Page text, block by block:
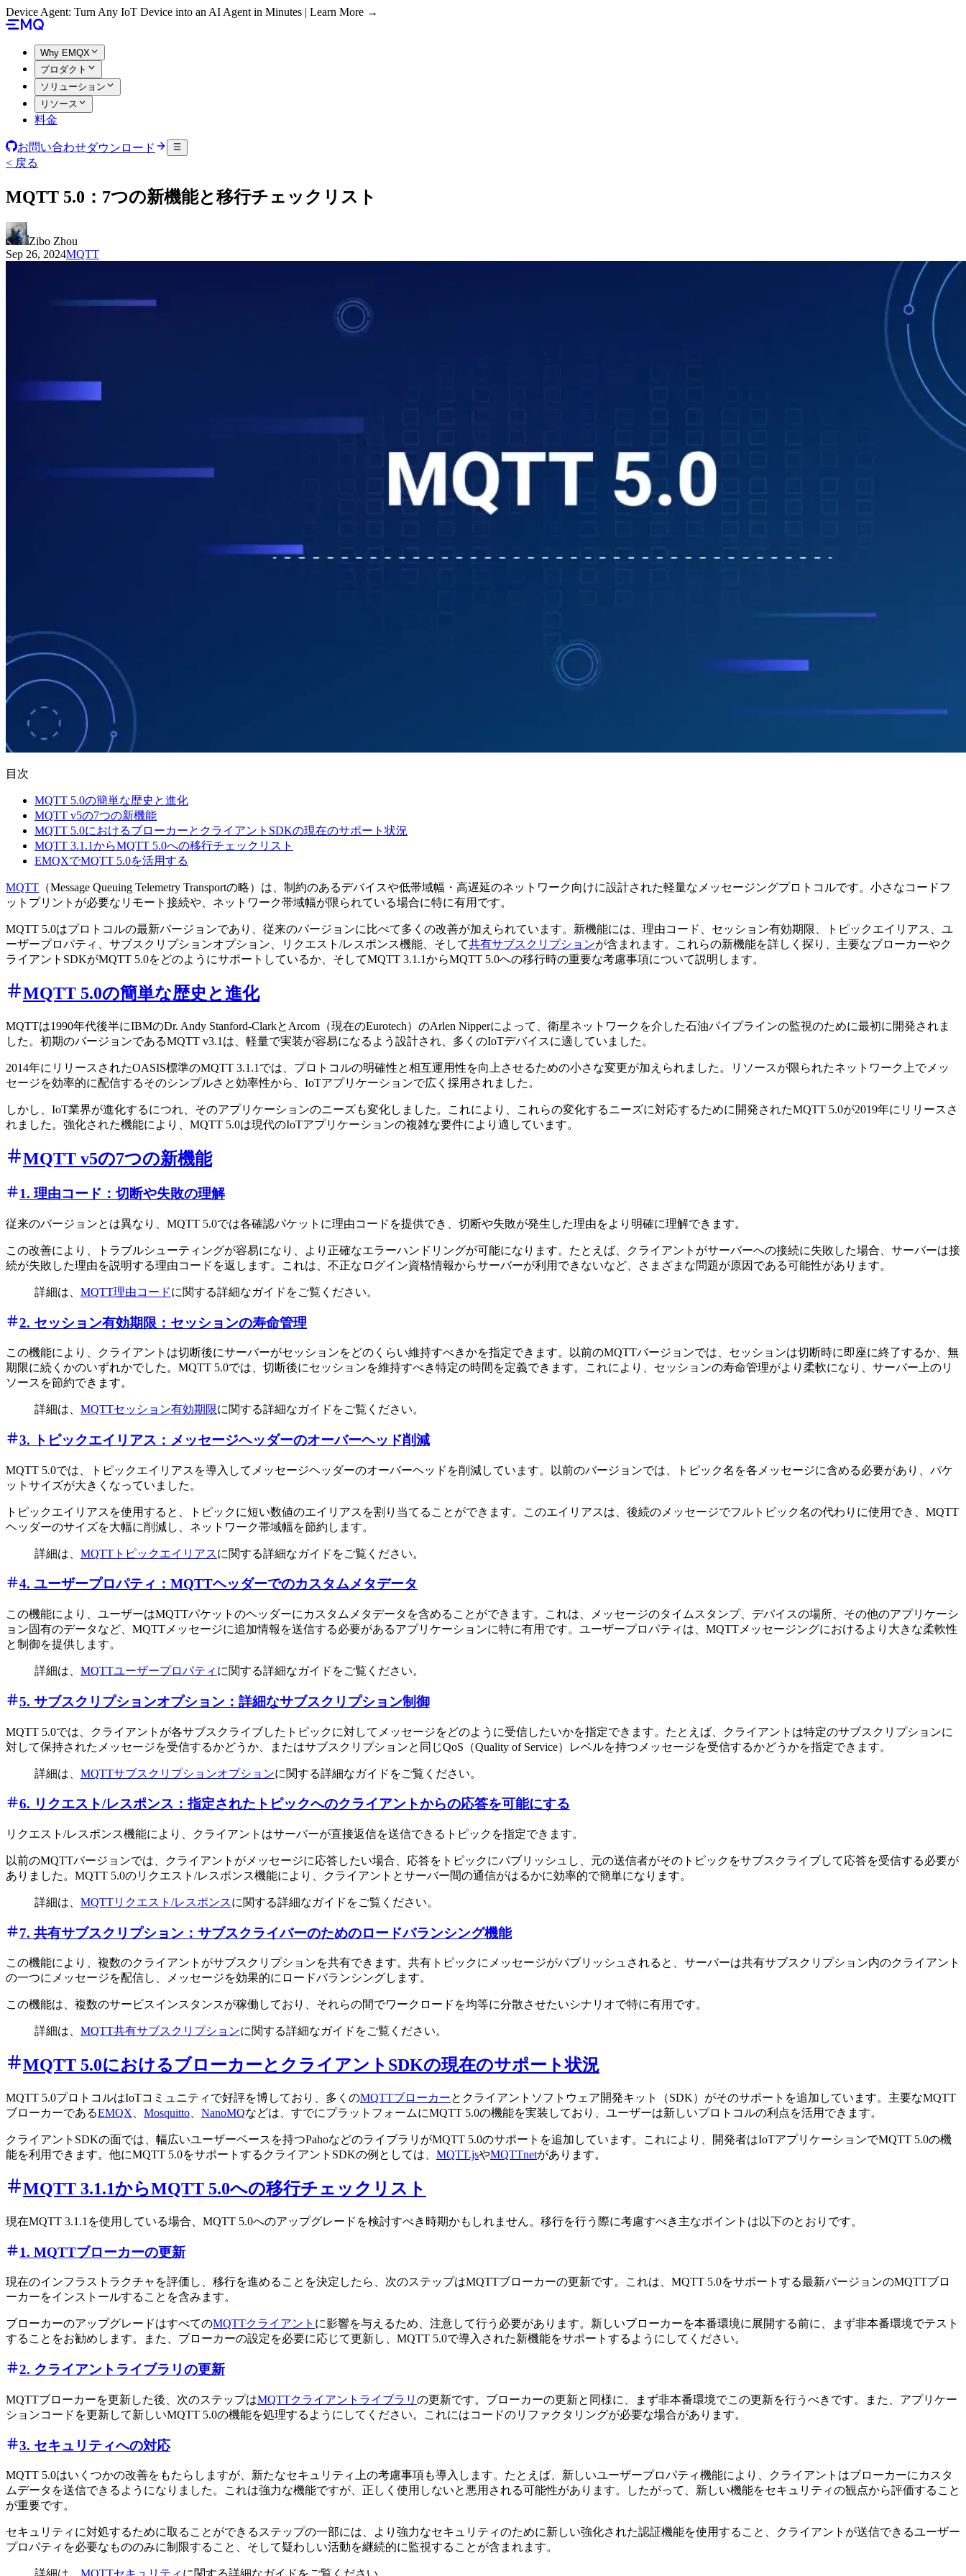
Device Agent: Turn Any IoT Device into an AI Agent in Minutes | Learn More →
Why EMQX
プロダクト
ソリューション
リソース
料金
お問い合わせダウンロード
< 戻る
MQTT 5.0：7つの新機能と移行チェックリスト
Zibo Zhou
Sep 26, 2024MQTT
目次
MQTT 5.0の簡単な歴史と進化
MQTT v5の7つの新機能
MQTT 5.0におけるブローカーとクライアントSDKの現在のサポート状況
MQTT 3.1.1からMQTT 5.0への移行チェックリスト
EMQXでMQTT 5.0を活用する
MQTT （Message Queuing Telemetry Transportの略）は、制約のあるデバイスや低帯域幅・高遅延のネットワーク向けに設計された軽量なメッセージングプロトコルです。小さなコードフ
ットプリントが必要なリモート接続や、ネットワーク帯域幅が限られている場合に特に有用です。
MQTT 5.0はプロトコルの最新バージョンであり、従来のバージョンに比べて多くの改善が加えられています。新機能には、理由コード、セッション有効期限、トピックエイリアス、ユ
ーザープロパティ、サブスクリプションオプション、リクエスト/レスポンス機能、そして共有サブスクリプションが含まれます。これらの新機能を詳しく探り、主要なブローカーやク
ライアントSDKがMQTT 5.0をどのようにサポートしているか、そしてMQTT 3.1.1からMQTT 5.0への移行時の重要な考慮事項について説明します。
MQTT 5.0の簡単な歴史と進化
MQTTは1990年代後半にIBMのDr. Andy Stanford-ClarkとArcom（現在のEurotech）のArlen Nipperによって、衛星ネットワークを介した石油パイプラインの監視のために最初に開発されま
した。初期のバージョンであるMQTT v3.1は、軽量で実装が容易になるよう設計され、多くのIoTデバイスに適していました。
2014年にリリースされたOASIS標準のMQTT 3.1.1では、プロトコルの明確性と相互運用性を向上させるための小さな変更が加えられました。リソースが限られたネットワーク上でメッ
セージを効率的に配信するそのシンプルさと効率性から、IoTアプリケーションで広く採用されました。
しかし、IoT業界が進化するにつれ、そのアプリケーションのニーズも変化しました。これにより、これらの変化するニーズに対応するために開発されたMQTT 5.0が2019年にリリースさ
れました。強化された機能により、MQTT 5.0は現代のIoTアプリケーションの複雑な要件により適しています。
MQTT v5の7つの新機能
1. 理由コード：切断や失敗の理解
従来のバージョンとは異なり、MQTT 5.0では各確認パケットに理由コードを提供でき、切断や失敗が発生した理由をより明確に理解できます。
この改善により、トラブルシューティングが容易になり、より正確なエラーハンドリングが可能になります。たとえば、クライアントがサーバーへの接続に失敗した場合、サーバーは接
続が失敗した理由を説明する理由コードを返します。これは、不正なログイン資格情報からサーバーが利用できないなど、さまざまな問題が原因である可能性があります。
詳細は、 MQTT理由コードに関する詳細なガイドをご覧ください。
2. セッション有効期限：セッションの寿命管理
この機能により、クライアントは切断後にサーバーがセッションをどのくらい維持すべきかを指定できます。以前のMQTTバージョンでは、セッションは切断時に即座に終了するか、無
期限に続くかのいずれかでした。MQTT 5.0では、切断後にセッションを維持すべき特定の時間を定義できます。これにより、セッションの寿命管理がより柔軟になり、サーバー上のリ
ソースを節約できます。
詳細は、 MQTTセッション有効期限に関する詳細なガイドをご覧ください。
3. トピックエイリアス：メッセージヘッダーのオーバーヘッド削減
MQTT 5.0では、トピックエイリアスを導入してメッセージヘッダーのオーバーヘッドを削減しています。以前のバージョンでは、トピック名を各メッセージに含める必要があり、パケ
ットサイズが大きくなっていました。
トピックエイリアスを使用すると、トピックに短い数値のエイリアスを割り当てることができます。このエイリアスは、後続のメッセージでフルトピック名の代わりに使用でき、MQTT
ヘッダーのサイズを大幅に削減し、ネットワーク帯域幅を節約します。
詳細は、 MQTTトピックエイリアスに関する詳細なガイドをご覧ください。
4. ユーザープロパティ：MQTTヘッダーでのカスタムメタデータ
この機能により、ユーザーはMQTTパケットのヘッダーにカスタムメタデータを含めることができます。これは、メッセージのタイムスタンプ、デバイスの場所、その他のアプリケーシ
ョン固有のデータなど、MQTTメッセージに追加情報を送信する必要があるアプリケーションに特に有用です。ユーザープロパティは、MQTTメッセージングにおけるより大きな柔軟性
と制御を提供します。
詳細は、 MQTTユーザープロパティ に関する詳細なガイドをご覧ください。
5. サブスクリプションオプション：詳細なサブスクリプション制御
MQTT 5.0では、クライアントが各サブスクライブしたトピックに対してメッセージをどのように受信したいかを指定できます。たとえば、クライアントは特定のサブスクリプションに
対して保持されたメッセージを受信するかどうか、またはサブスクリプションと同じQoS（Quality of Service）レベルを持つメッセージを受信するかどうかを指定できます。
詳細は、 MQTTサブスクリプションオプションに関する詳細なガイドをご覧ください。
6. リクエスト/レスポンス：指定されたトピックへのクライアントからの応答を可能にする
リクエスト/レスポンス機能により、クライアントはサーバーが直接返信を送信できるトピックを指定できます。
以前のMQTTバージョンでは、クライアントがメッセージに応答したい場合、応答をトピックにパブリッシュし、元の送信者がそのトピックをサブスクライブして応答を受信する必要が
ありました。MQTT 5.0のリクエスト/レスポンス機能により、クライアントとサーバー間の通信がはるかに効率的で簡単になります。
詳細は、 MQTTリクエスト/レスポンスに関する詳細なガイドをご覧ください。
7. 共有サブスクリプション：サブスクライバーのためのロードバランシング機能
この機能により、複数のクライアントがサブスクリプションを共有できます。共有トピックにメッセージがパブリッシュされると、サーバーは共有サブスクリプション内のクライアント
の一つにメッセージを配信し、メッセージを効果的にロードバランシングします。
この機能は、複数のサービスインスタンスが稼働しており、それらの間でワークロードを均等に分散させたいシナリオで特に有用です。
詳細は、 MQTT共有サブスクリプションに関する詳細なガイドをご覧ください。
MQTT 5.0におけるブローカーとクライアントSDKの現在のサポート状況
MQTT 5.0プロトコルはIoTコミュニティで好評を博しており、多くのMQTTブローカーとクライアントソフトウェア開発キット（SDK）がそのサポートを追加しています。主要なMQTT
ブローカーであるEMQX Mosquitto NanoMQなどは、すでにプラットフォームにMQTT 5.0の機能を実装しており、ユーザーは新しいプロトコルの利点を活用できます。
クライアントSDKの面では、幅広いユーザーベースを持つPahoなどのライブラリがMQTT 5.0のサポートを追加しています。これにより、開発者はIoTアプリケーションでMQTT 5.0の機
能を利用できます。他にMQTT 5.0をサポートするクライアントSDKの例としては、 MQTT.jsやMQTTnetがあります。
MQTT 3.1.1からMQTT 5.0への移行チェックリスト
現在MQTT 3.1.1を使用している場合、MQTT 5.0へのアップグレードを検討すべき時期かもしれません。移行を行う際に考慮すべき主なポイントは以下のとおりです。
1. MQTTブローカーの更新
現在のインフラストラクチャを評価し、移行を進めることを決定したら、次のステップはMQTTブローカーの更新です。これは、MQTT 5.0をサポートする最新バージョンのMQTTブロ
ーカーをインストールすることを含みます。
ブローカーのアップグレードはすべてのMQTTクライアント に影響を与えるため、注意して行う必要があります。新しいブローカーを本番環境に展開する前に、まず非本番環境でテスト
することをお勧めします。また、ブローカーの設定を必要に応じて更新し、MQTT 5.0で導入された新機能をサポートするようにしてください。
2. クライアントライブラリの更新
MQTTブローカーを更新した後、次のステップはMQTTクライアントライブラリ の更新です。ブローカーの更新と同様に、まず非本番環境でこの更新を行うべきです。また、アプリケー
ションコードを更新して新しいMQTT 5.0の機能を処理するようにしてください。これにはコードのリファクタリングが必要な場合があります。
3. セキュリティへの対応
MQTT 5.0はいくつかの改善をもたらしますが、新たなセキュリティ上の考慮事項も導入します。たとえば、新しいユーザープロパティ機能により、クライアントはブローカーにカスタ
ムデータを送信できるようになりました。これは強力な機能ですが、正しく使用しないと悪用される可能性があります。したがって、新しい機能をセキュリティの観点から評価すること
が重要です。
セキュリティに対処するために取ることができるステップの一部には、より強力なセキュリティのために新しい強化された認証機能を使用すること、クライアントが送信できるユーザー
プロパティを必要なもののみに制限すること、そして疑わしい活動を継続的に監視することが含まれます。